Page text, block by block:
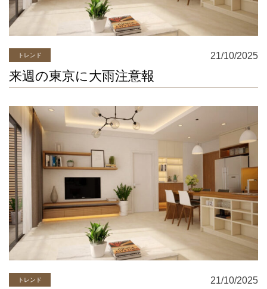
キューカット」、そして焼きしゃぶ用の「スライス」の3種類を詰
め合わせました。厚みにこだわったお肉で、いつもとはひと味違
う家焼肉をお楽しみいただけます。バルミューダだけの特別な体
験に、ぜひご応募ください。 引取受付期間 ■ キャンペーン概要
購入対象期間：2025年9月1日（月）～11月24日（月） 応募受付
期間：2025年9月1日（月）～11月30日（日） 対象製品：
BALMUDA The Plate Pro本体を含む製品 ※Griddle & Cover、
す。 対象店舗：日本国内のバルミューダ正規販売店 バルミュー
ダオンラインストア、旗艦店、ブランドショップ（松屋銀座、阪
急うめだ本店、ジェイアール名古屋タカシマヤ、大丸神戸店）、
および各家電量販店、百貨店、インテリアショップなど...
トレンド
来週の東京に大雨注意報
21/10/2025
トレンド 21/10/2025